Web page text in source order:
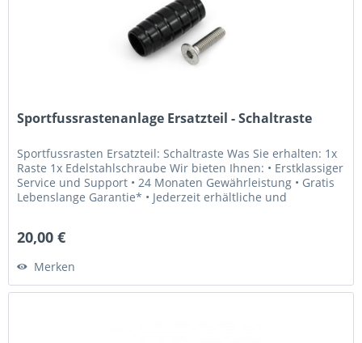
Sportfussrastenanlage Ersatzteil - Schaltraste
Sportfussrasten Ersatzteil: Schaltraste Was Sie erhalten: 1x
Raste 1x Edelstahlschraube Wir bieten Ihnen: • Erstklassiger
Service und Support • 24 Monaten Gewährleistung • Gratis
Lebenslange Garantie* • Jederzeit erhältliche und
20,00 €
Merken